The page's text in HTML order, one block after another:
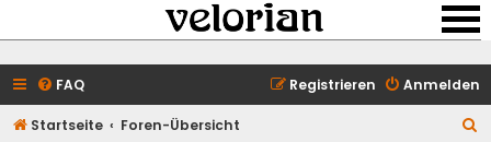
FAQ Anmelden
Registrieren
Startseite Foren-Übersicht